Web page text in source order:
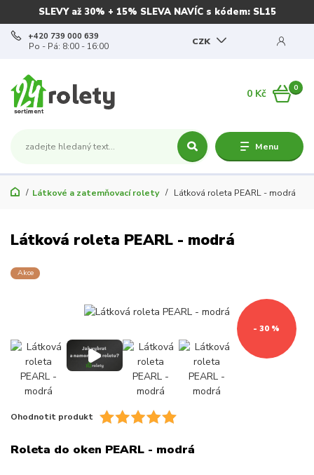
SLEVY až 30% + 15% SLEVA NAVÍC s kódem: SL15
Menu
CZK
+420 739 000 639
Po - Pá: 8:00 - 16:00
0
0 Kč
Látkové a zatemňovací rolety Látková roleta PEARL - modrá
Látková roleta PEARL - modrá
Akce
- 30 %
Ohodnotit produkt
Roleta do oken PEARL - modrá